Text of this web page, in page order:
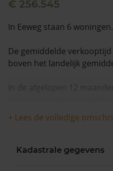
€ 256.545
In Eeweg staan 6 woningen.
De gemiddelde
boven het landelijk
In de afgelopen 12
+ Lees de volledige
Kadastrale gegevens